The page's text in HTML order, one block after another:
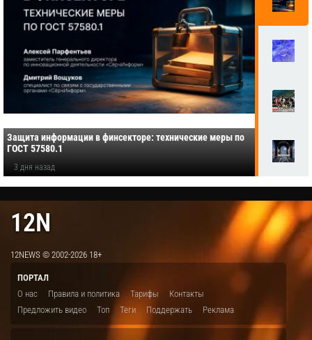
Защита информации в финсекторе: технические меры по
ГОСТ 57580.1
3 дня назад
12N
12NEWS © 2002-2026 18+
ПОРТАЛ
О нас
Правила и политика Тарифы
Контакты
Предложить видео
Топ Теги Поддержать Реклама